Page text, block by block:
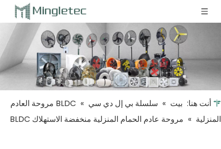
أنت هنا: بيت » سلسلة بي إل دي سي »
BLDC مروحة العادم
المنزلية » مروحة عادم الحمام المنزلية منخفضة الاستهلاك BLDC